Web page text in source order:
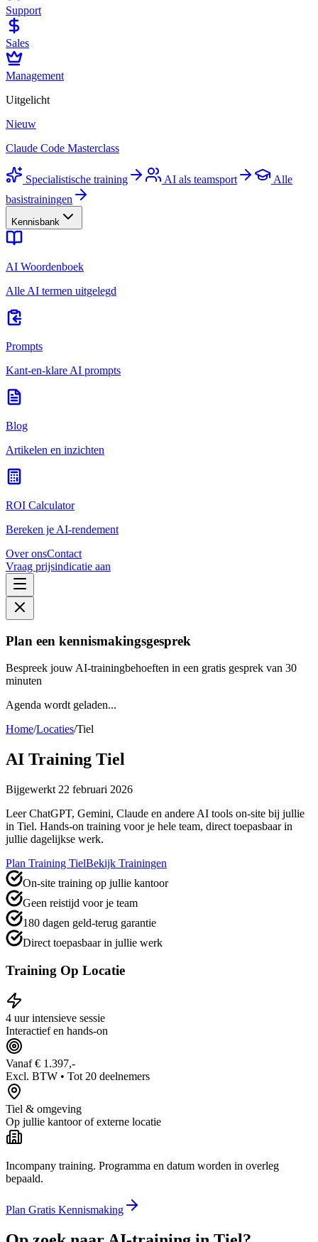
Support
Sales
Management
Uitgelicht
Nieuw
Claude Code Masterclass
Specialistische training AI als teamsport
Alle
basistrainingen
Kennisbank
AI Woordenboek
Alle AI termen uitgelegd
Prompts
Kant-en-klare AI prompts
Blog
Artikelen en inzichten
ROI Calculator
Bereken je AI-rendement
Over onsContact
Vraag prijsindicatie aan
Plan een kennismakingsgesprek
Bespreek jouw AI-trainingbehoeften in een gratis gesprek van 30
minuten
Agenda wordt geladen...
Home/Locaties/Tiel
AI Training Tiel
Bijgewerkt 22 februari 2026
Leer ChatGPT, Gemini, Claude en andere AI tools on-site bij jullie
in Tiel. Hands-on training voor je hele team, direct toepasbaar in
jullie dagelijkse werk.
Plan Training TielBekijk Trainingen
On-site training op jullie kantoor
Geen reistijd voor je team
180 dagen geld-terug garantie
Direct toepasbaar in jullie werk
Training Op Locatie
4 uur intensieve sessie
Interactief en hands-on
Vanaf € 1.397,-
Excl. BTW • Tot 20 deelnemers
Tiel & omgeving
Op jullie kantoor of externe locatie
Incompany training. Programma en datum worden in overleg
bepaald.
Plan Gratis Kennismaking